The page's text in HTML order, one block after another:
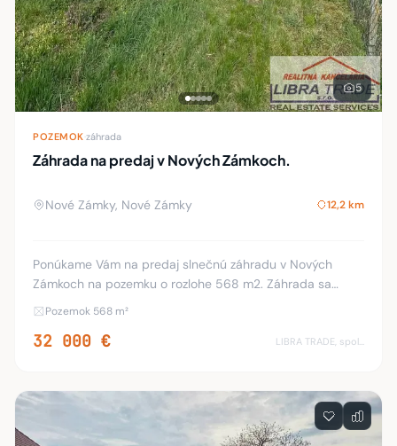
5
POZEMOK záhrada
Záhrada na predaj v Nových Zámkoch.
Nové Zámky, Nové Zámky 12,2 km
Ponúkame Vám na predaj slnečnú záhradu v Nových
Zámkoch na pozemku o rozlohe 568 m2. Záhrada sa
nachádza za Tescom, je oplotená, je tu zapojená
Pozemok 568 m²
32 000 €